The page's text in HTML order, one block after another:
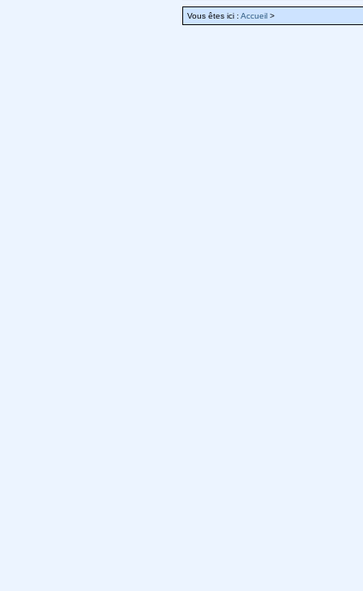
Vous êtes ici : Accueil >